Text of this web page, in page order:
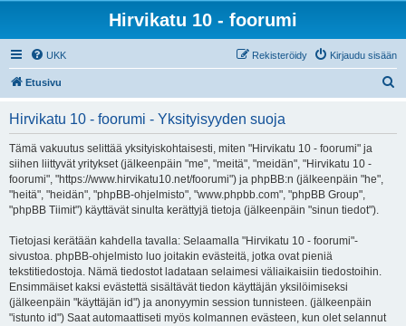
Hirvikatu 10 - foorumi
UKK Kirjaudu sisään
Rekisteröidy
Etusivu
Hirvikatu 10 - foorumi - Yksityisyyden suoja
Tämä vakuutus selittää yksityiskohtaisesti, miten "Hirvikatu 10 - foorumi" ja
siihen liittyvät yritykset (jälkeenpäin "me", "meitä", "meidän", "Hirvikatu 10 -
foorumi", "https://www.hirvikatu10.net/foorumi") ja phpBB:n (jälkeenpäin "he",
"heitä", "heidän", "phpBB-ohjelmisto", "www.phpbb.com", "phpBB Group",
"phpBB Tiimit") käyttävät sinulta kerättyjä tietoja (jälkeenpäin "sinun tiedot").
Tietojasi kerätään kahdella tavalla: Selaamalla "Hirvikatu 10 - foorumi"-
sivustoa. phpBB-ohjelmisto luo joitakin evästeitä, jotka ovat pieniä
tekstitiedostoja. Nämä tiedostot ladataan selaimesi väliaikaisiin tiedostoihin.
Ensimmäiset kaksi evästettä sisältävät tiedon käyttäjän yksilöimiseksi
(jälkeenpäin "käyttäjän id") ja anonyymin session tunnisteen. (jälkeenpäin
"istunto id") Saat automaattiseti myös kolmannen evästeen, kun olet selannut